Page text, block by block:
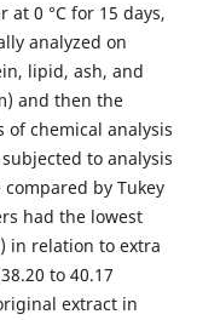
0 °C for 15 days,
analyzed on
lipid, ash, and
and then the
of chemical analysis
to analysis
by Tukey
had the lowest
in relation to extra
to 40.17
extract in